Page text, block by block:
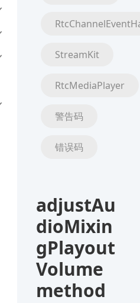
StreamKit
RtcMediaPlayer
警告码
错误码
adjustAu
dioMixin
gPlayout
Volume
method